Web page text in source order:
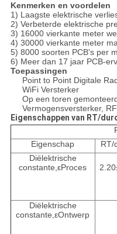
Kenmerken en voordelen
1) Laagste elektrische
2) Verbeterde elektrische
3) 16000 vierkante meter
4) 30000 vierkante meter
5) 8000 soorten PCB's per
6) Meer dan 17 jaar PCB-
Toepassingen
Point to Point Digitale
WiFi Versterker
Op een toren
Vermogensversterker,
Eigenschappen van RT/
Eigenschap
RT/
Diëlektrische
constante,εProces
Diëlektrische
constante,εOntwerp